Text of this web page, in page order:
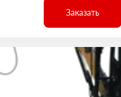
Заказать